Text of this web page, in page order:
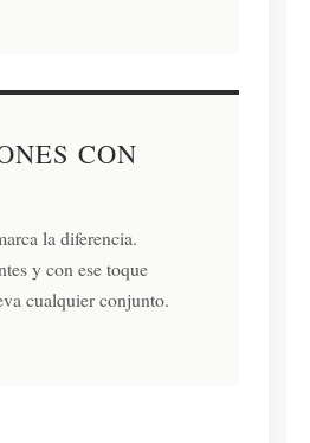
CON
la diferencia.
y con ese toque
cualquier conjunto.